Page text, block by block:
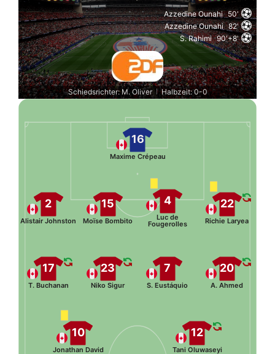
Azzedine Ounahi 50'
Azzedine Ounahi 82'
S. Rahimi 90'+8'
Schiedsrichter: M. Oliver | Halbzeit: 0-0
16
Maxime Crépeau
22
Richie Laryea
4
Luc de
Fougerolles
15
Moïse Bombito
2
Alistair Johnston
20
A. Ahmed
7
S. Eustáquio
23
Niko Sigur
17
T. Buchanan
12
Tani Oluwaseyi
10
Jonathan David